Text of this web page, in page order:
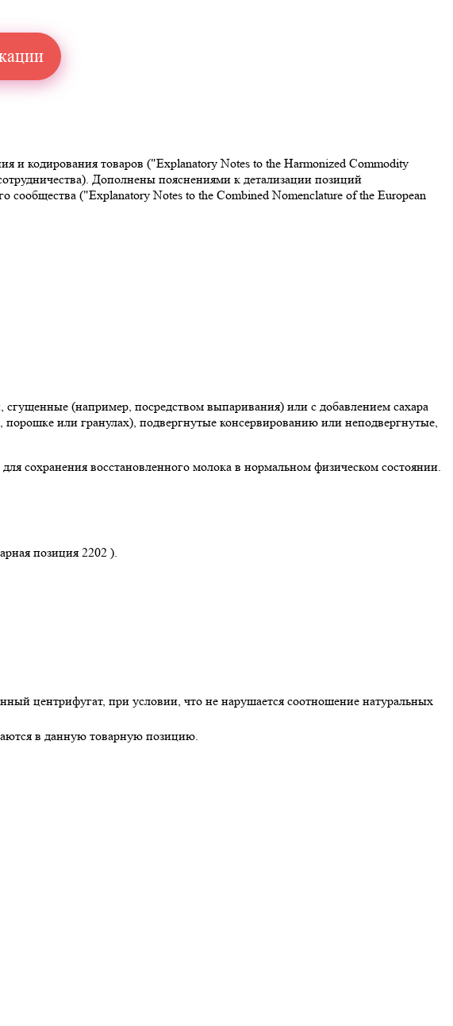
и кодирования товаров ("Explanatory Notes to the Harmonized Commodity
Дополнены пояснениями к детализации позиций
("Explanatory Notes to the Combined Nomenclature of the European
(например, посредством выпаривания) или с добавлением сахара
или гранулах), подвергнутые консервированию или неподвергнутые,
сохранения восстановленного молока в нормальном физическом состоянии.
позиция 2202 ).
центрифугат, при условии, что не нарушается соотношение натуральных
в данную товарную позицию.